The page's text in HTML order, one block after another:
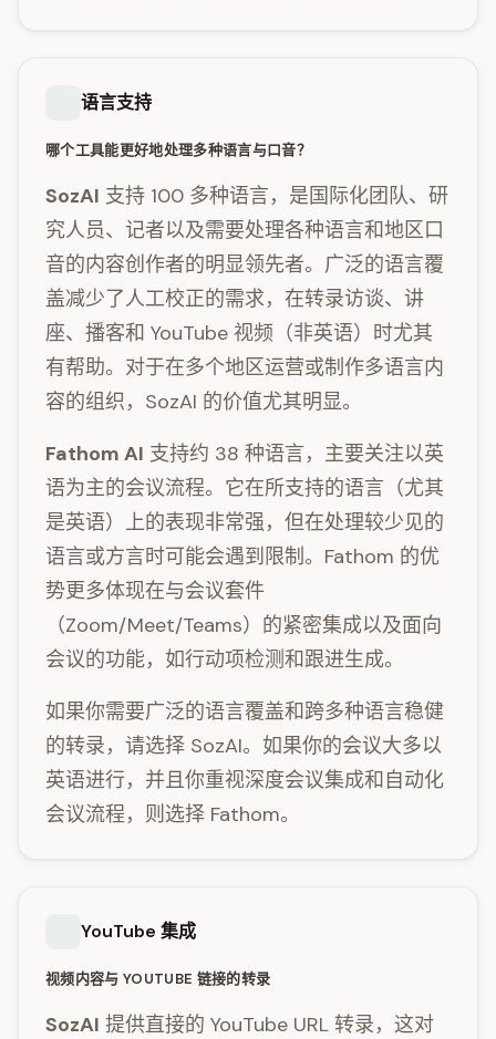
语言支持
哪个工具能更好地处理多种语言与口音？
SozAI 支持 100 多种语言，是国际化团队、研
究人员、记者以及需要处理各种语言和地区口
音的内容创作者的明显领先者。广泛的语言覆
盖减少了人工校正的需求，在转录访谈、讲
座、播客和 YouTube 视频（非英语）时尤其
有帮助。对于在多个地区运营或制作多语言内
容的组织，SozAI 的价值尤其明显。
Fathom AI 支持约 38 种语言，主要关注以英
语为主的会议流程。它在所支持的语言（尤其
是英语）上的表现非常强，但在处理较少见的
语言或方言时可能会遇到限制。Fathom 的优
势更多体现在与会议套件
（Zoom/Meet/Teams）的紧密集成以及面向
会议的功能，如行动项检测和跟进生成。
如果你需要广泛的语言覆盖和跨多种语言稳健
的转录，请选择 SozAI。如果你的会议大多以
英语进行，并且你重视深度会议集成和自动化
会议流程，则选择 Fathom。
YouTube 集成
视频内容与 YOUTUBE 链接的转录
SozAI 提供直接的 YouTube URL 转录，这对